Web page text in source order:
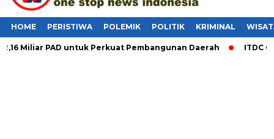
HOME PERISTIWA POLEMIK POLITIK KRIMINAL
PAD untuk Perkuat Pembangunan Daerah ITDC